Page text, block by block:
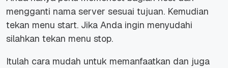
mengganti nama server sesuai tujuan. Kemudian
tekan menu start. Jika Anda ingin menyudahi
silahkan tekan menu stop.
Itulah cara mudah untuk memanfaatkan dan juga